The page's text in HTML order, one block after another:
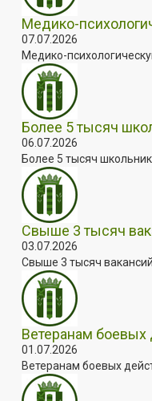
Медико-
07.07.2026
Медико-
Более 5 тысяч
06.07.2026
Более 5 тысяч
Свыше 3 тысяч
03.07.2026
Свыше 3 тысяч
Ветеранам
01.07.2026
Ветеранам боевых